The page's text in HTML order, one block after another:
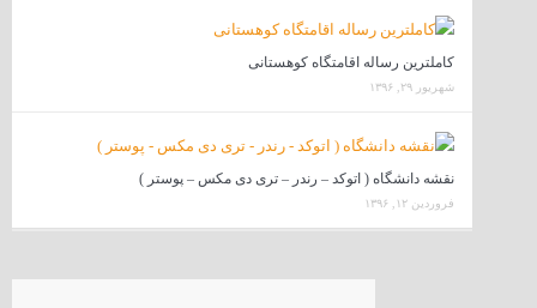
کاملترین رساله اقامتگاه کوهستانی
شهریور ۲۹, ۱۳۹۶
نقشه دانشگاه ( اتوکد – رندر – تری دی مکس – پوستر )
فروردین ۱۲, ۱۳۹۶